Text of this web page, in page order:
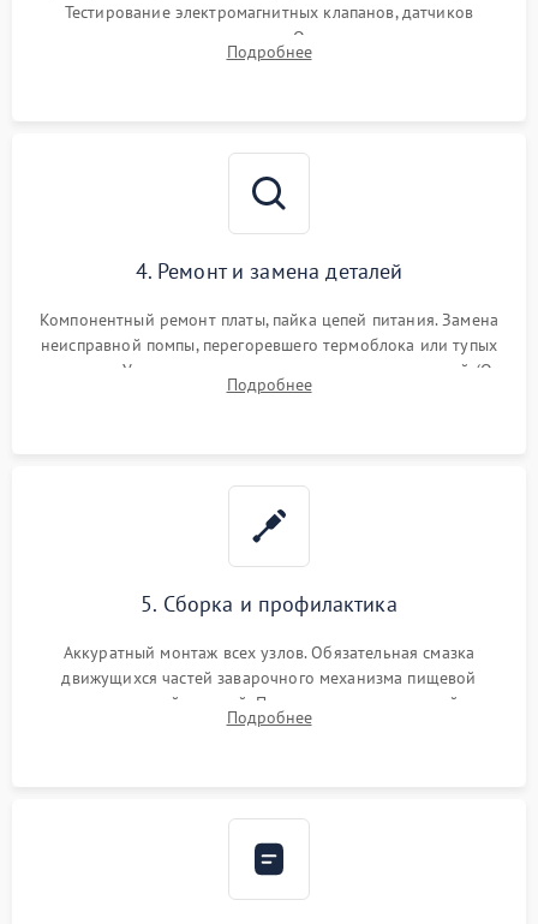
Тестирование электромагнитных клапанов, датчиков
температуры и расходомера. Оценка степени износа
жерновов кофемолки, уплотнительных колец гидросистемы
Подробнее
4. Ремонт и замена деталей
Компонентный ремонт платы, пайка цепей питания. Замена
неисправной помпы, перегоревшего термоблока или тупых
жерновов. Установка новых силиконовых уплотнителей (O-
ring) и тефлоновых трубок для надежного устранения
Подробнее
5. Сборка и профилактика
Аккуратный монтаж всех узлов. Обязательная смазка
движущихся частей заварочного механизма пищевой
силиконовой смазкой. Проведение программной
декальцинации и очистки системы от кофейных масел.
Подробнее